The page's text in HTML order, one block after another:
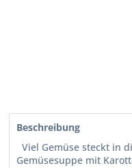
Beschreibung
Viel Gemüse steckt in
Gemüsesuppe mit